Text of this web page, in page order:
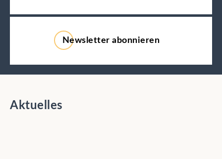
Newsletter abonnieren
Aktuelles